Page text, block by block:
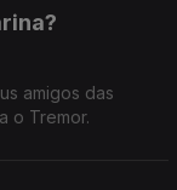
amigos das
o Tremor.